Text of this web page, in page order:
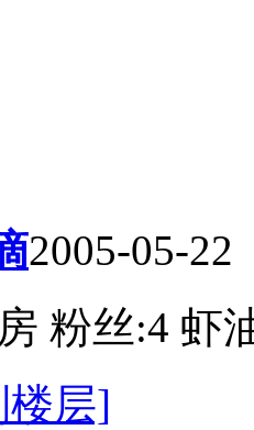
2005-05-22
粉丝:4 虾
楼层]